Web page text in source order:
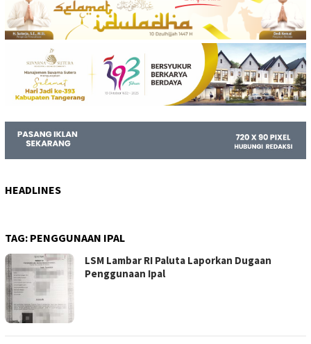
HEADLINES
TAG: PENGGUNAAN IPAL
LSM Lambar RI Paluta Laporkan Dugaan
Penggunaan Ipal